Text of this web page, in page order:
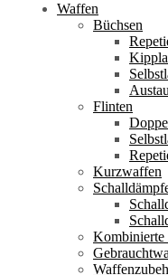
Waffen
Büchsen
Flinten
Kurzwaffen
Kombinierte